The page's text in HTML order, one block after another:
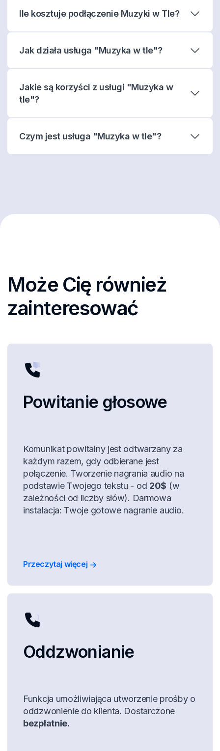
Ile kosztuje podłączenie Muzyki w Tle?
Jak działa usługa "Muzyka w tle"?
Jakie są korzyści z usługi "Muzyka w
tle"?
Czym jest usługa "Muzyka w tle"?
Może Cię również
zainteresować
Powitanie głosowe
Komunikat powitalny jest odtwarzany za
każdym razem, gdy odbierane jest
połączenie. Tworzenie nagrania audio na
podstawie Twojego tekstu - od 20$ (w
zależności od liczby słów). Darmowa
instalacja: Twoje gotowe nagranie audio.
Przeczytaj więcej
Oddzwonianie
Funkcja umożliwiająca utworzenie prośby o
oddzwonienie do klienta. Dostarczone
bezpłatnie.